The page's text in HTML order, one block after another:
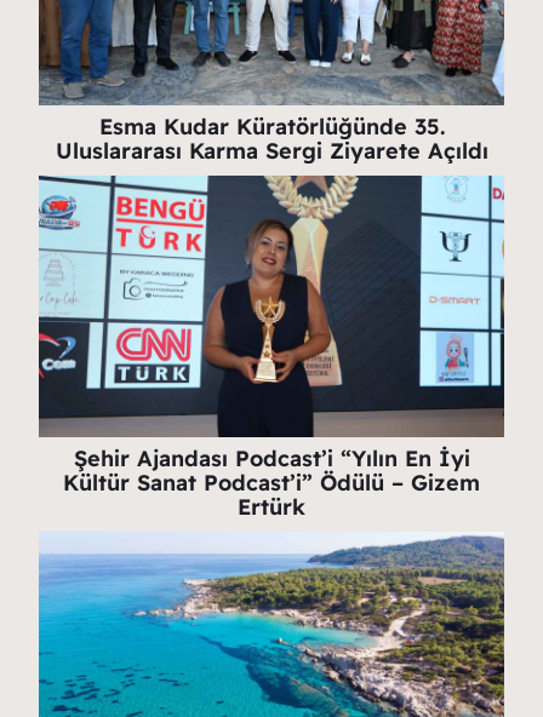
Esma Kudar Küratörlüğünde 35.
Uluslararası Karma Sergi Ziyarete Açıldı
Şehir Ajandası Podcast’i “Yılın En İyi
Kültür Sanat Podcast’i” Ödülü – Gizem
Ertürk